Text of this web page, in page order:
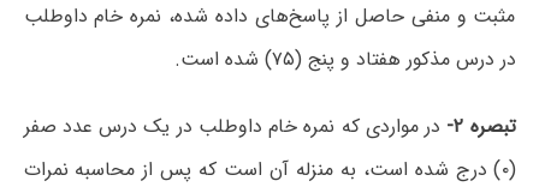
مثبت و منفی حاصل از پاسخ‌های داده شده، نمره خام داوطلب
در درس مذکور هفتاد و پنج (۷۵) شده است.
تبصره ۲- در مواردی که نمره خام داوطلب در یک درس عدد صفر
(۰) درج شده است، به منزله آن است که پس از محاسبه نمرات